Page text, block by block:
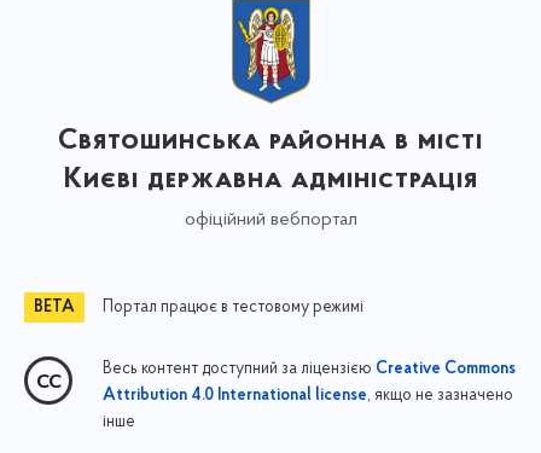
Святошинська районна в місті
Києві державна адміністрація
офіційний вебпортал
Портал працює в тестовому режимі
Весь контент доступний за ліцензією Creative Commons
Attribution 4.0 International license, якщо не зазначено
інше